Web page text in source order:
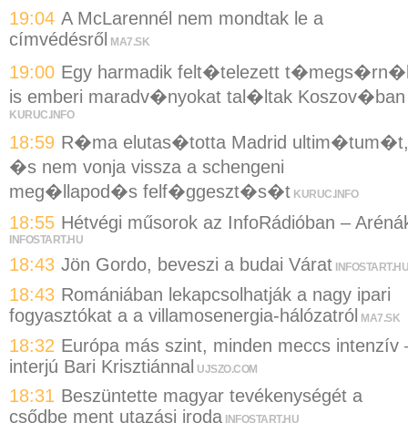
19:04 A McLarennél nem mondtak le a
címvédésről
MA7.SK
19:00 Egy harmadik felt�telezett
is emberi maradv�nyokat tal�ltak Koszov�ban
KURUC.INFO
18:59 R�ma elutas�totta Madrid ultim�tum�t,
�s nem vonja vissza a schengeni
meg�llapod�s felf�ggeszt�s�t KURUC.INFO
18:55 Hétvégi műsorok az InfoRádióban –
INFOSTART.HU
18:43 Jön Gordo, beveszi a budai Várat INFOSTART.HU
18:43 Romániában lekapcsolhatják a nagy ipari
fogyasztókat a a villamosenergia-hálózatról
MA7.SK
18:32 Európa más szint, minden meccs intenzív
interjú Bari Krisztiánnal UJSZO.COM
18:31 Beszüntette magyar tevékenységét a
csődbe ment utazási iroda INFOSTART.HU